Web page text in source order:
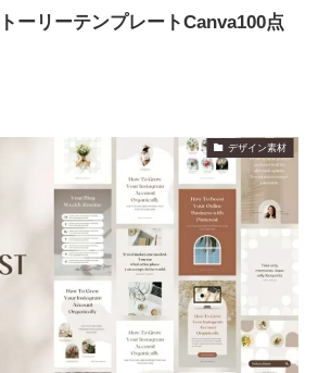
ーリーテンプレートCanva100点
デザイン素材